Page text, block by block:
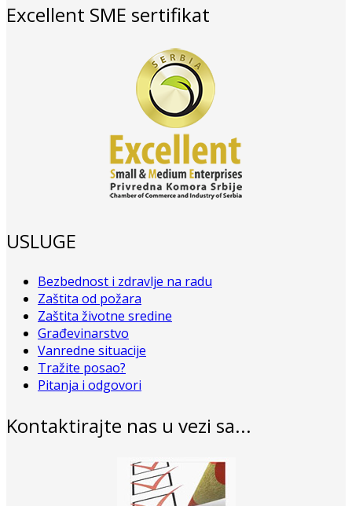
Excellent SME sertifikat
USLUGE
Bezbednost i zdravlje na radu
Zaštita od požara
Zaštita životne sredine
Građevinarstvo
Vanredne situacije
Tražite posao?
Pitanja i odgovori
Kontaktirajte nas u vezi sa...